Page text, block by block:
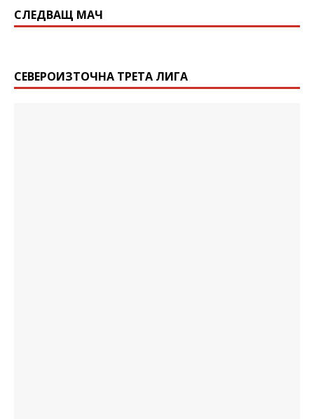
СЛЕДВАЩ МАЧ
СЕВЕРОИЗТОЧНА ТРЕТА ЛИГА